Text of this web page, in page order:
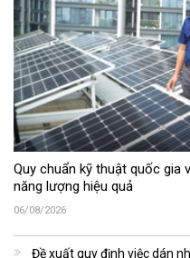
Quy chuẩn kỹ thuật quốc gia
năng lượng hiệu quả
06/08/2026
Đề xuất quy định việc dán